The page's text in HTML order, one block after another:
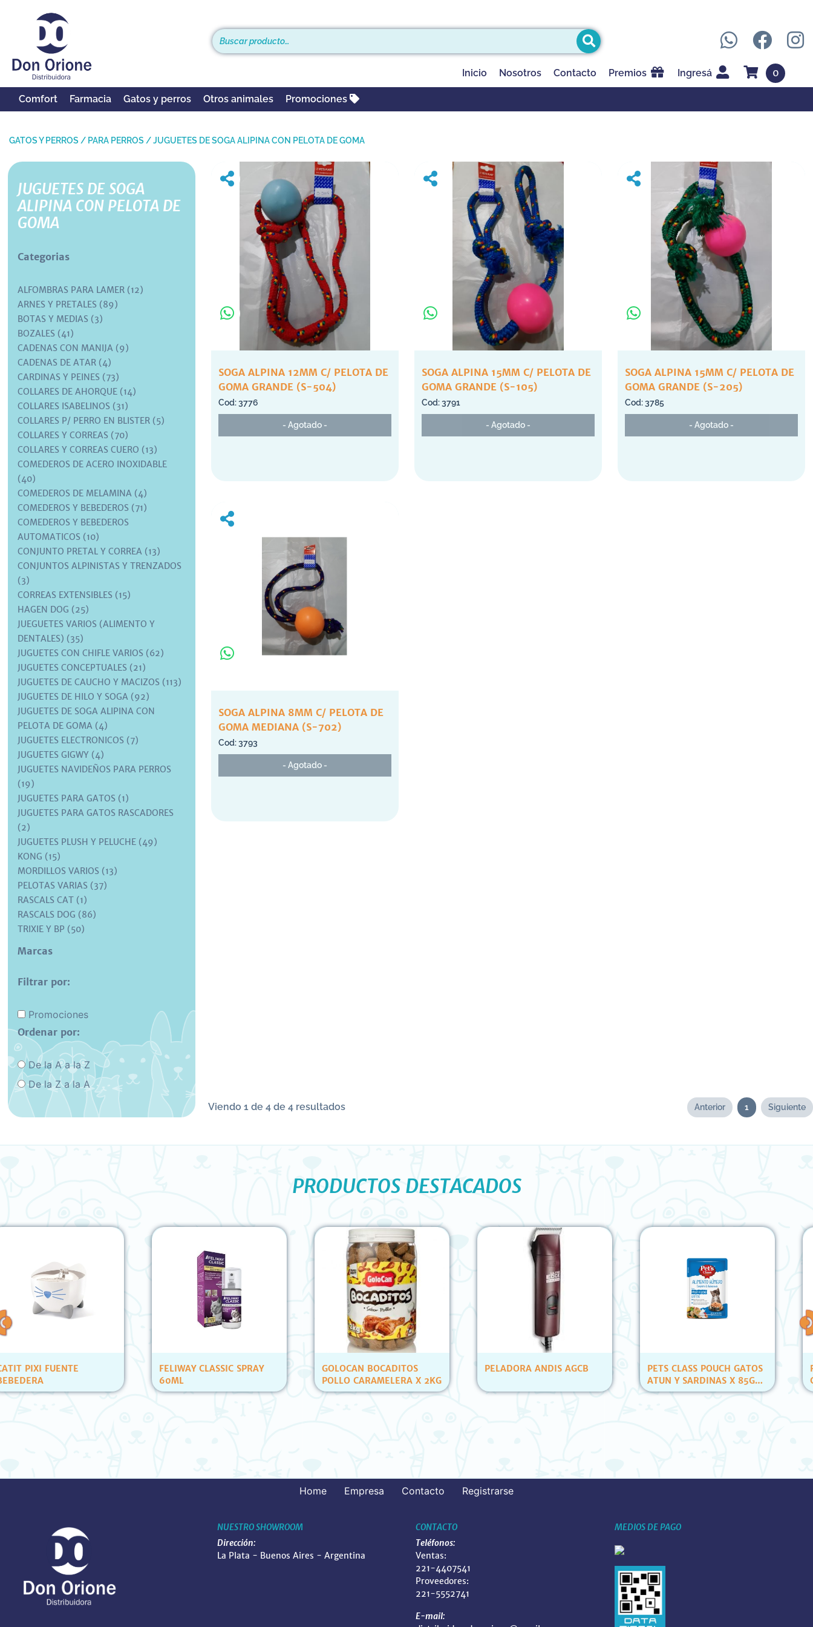
Inicio Nosotros Contacto Premios Ingresá 0
Comfort Farmacia Gatos y perros Otros animales Promociones
GATOS Y PERROS / PARA PERROS /JUGUETES DE SOGA ALIPINA CON PELOTA DE GOMA
JUGUETES DE SOGA
ALIPINA CON PELOTA DE
GOMA
Categorias
ALFOMBRAS PARA LAMER (12)
ARNES Y PRETALES (89)
BOTAS Y MEDIAS (3)
BOZALES (41)
CADENAS CON MANIJA (9)
CADENAS DE ATAR (4)
CARDINAS Y PEINES (73)
COLLARES DE AHORQUE (14)
COLLARES ISABELINOS (31)
COLLARES P/ PERRO EN BLISTER (5)
COLLARES Y CORREAS (70)
COLLARES Y CORREAS CUERO (13)
COMEDEROS DE ACERO INOXIDABLE
(40)
COMEDEROS DE MELAMINA (4)
COMEDEROS Y BEBEDEROS (71)
COMEDEROS Y BEBEDEROS
AUTOMATICOS (10)
CONJUNTO PRETAL Y CORREA (13)
CONJUNTOS ALPINISTAS Y TRENZADOS
(3)
CORREAS EXTENSIBLES (15)
HAGEN DOG (25)
JUEGUETES VARIOS (ALIMENTO Y
DENTALES) (35)
JUGUETES CON CHIFLE VARIOS (62)
JUGUETES CONCEPTUALES (21)
JUGUETES DE CAUCHO Y MACIZOS (113)
JUGUETES DE HILO Y SOGA (92)
JUGUETES DE SOGA ALIPINA CON
PELOTA DE GOMA (4)
JUGUETES ELECTRONICOS (7)
JUGUETES GIGWY (4)
JUGUETES NAVIDEÑOS PARA PERROS
(19)
JUGUETES PARA GATOS (1)
JUGUETES PARA GATOS RASCADORES
(2)
JUGUETES PLUSH Y PELUCHE (49)
KONG (15)
MORDILLOS VARIOS (13)
PELOTAS VARIAS (37)
RASCALS CAT (1)
RASCALS DOG (86)
TRIXIE Y BP (50)
Marcas
Filtrar por:
Promociones
Ordenar por:
De la A a la Z
De la Z a la A
SOGA ALPINA 12MM C/ PELOTA DE
GOMA GRANDE (S-504)
3776
- Agotado -
SOGA ALPINA 15MM C/ PELOTA DE
GOMA GRANDE (S-105)
3791
- Agotado -
SOGA ALPINA 15MM C/ PELOTA DE
GOMA GRANDE (S-205)
3785
- Agotado -
SOGA ALPINA 8MM C/ PELOTA DE
GOMA MEDIANA (S-702)
3793
- Agotado -
Viendo 1 de 4 de 4 resultados Anterior 1 Siguiente
PRODUCTOS DESTACADOS
FELIWAY CLASSIC SPRAY
60ML
GOLOCAN BOCADITOS
POLLO CARAMELERA X 2KG
PELADORA ANDIS AGCB
PETS CLASS POUCH GATOS
ATUN Y SARDINAS X 85GR
(12 UNID)
RASCALS PACK 3 PELOTAS
C/ RELLENO E HIERBA
(YT80007)
Home Empresa Contacto Registrarse
NUESTRO SHOWROOM
Dirección:
La Plata - Buenos Aires - Argentina
CONTACTO
Teléfonos:
Ventas:
221-4407541
Proveedores:
221-5552741
E-mail:
MEDIOS DE PAGO